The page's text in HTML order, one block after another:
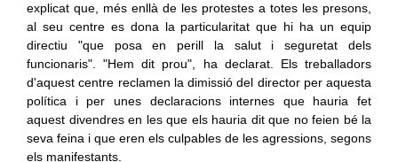
explicat que, més enllà de les protestes a totes les presons,
al seu centre es dona la particularitat que hi ha un equip
directiu "que posa en perill la salut i seguretat dels
funcionaris". "Hem dit prou", ha declarat. Els treballadors
d'aquest centre reclamen la dimissió del director per aquesta
política i per unes declaracions internes que hauria fet
aquest divendres en les que els hauria dit que no feien bé la
seva feina i que eren els culpables de les agressions, segons
els manifestants.